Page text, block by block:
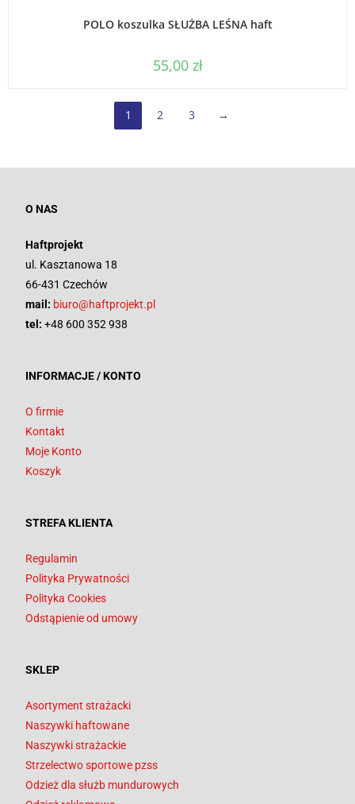
WYBIERZ OPCJE
POLO koszulka SŁUŻBA LEŚNA haft
55,00 zł
1 2 3 →
O NAS
Haftprojekt
ul. Kasztanowa 18
66-431 Czechów
mail: biuro@haftprojekt.pl
tel: +48 600 352 938
INFORMACJE / KONTO
O firmie
Kontakt
Moje Konto
Koszyk
STREFA KLIENTA
Regulamin
Polityka Prywatności
Polityka Cookies
Odstąpienie od umowy
SKLEP
Asortyment strażacki
Naszywki haftowane
Naszywki strażackie
Strzelectwo sportowe pzss
Odzież dla służb mundurowych